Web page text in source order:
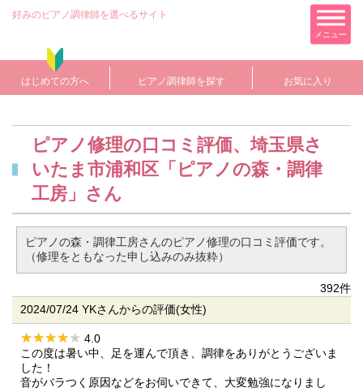
好みのピアノ調律師を選べるサイト
メニュー
はじめての方へ ピアノ調律師を探す お気に入り
ピアノ修理の口コミ評価、埼玉県さ
いたま市浦和区「ピアノの森・調律
工房」さん
ピアノの森・調律工房さんのピアノ修理の口コミ評価です。
（修理をともなった申し込みのみ抜粋）
392件
2024/07/24 YKさんからの評価(女性)
4.0
この度は暑い中、足を運んで頂き、調律をありがとうございま
した！
音がバラつく原因などをお伺いできて、大変勉強になりまし